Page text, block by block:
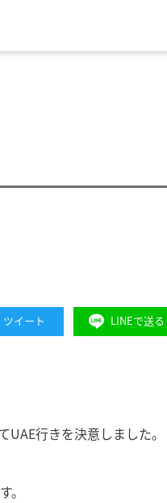
ツイート LINEで送る
行きを決意しました。
。